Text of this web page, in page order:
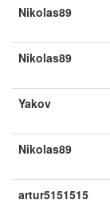
Nikolas89
Nikolas89
Yakov
Nikolas89
artur5151515